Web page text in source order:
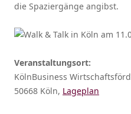
die Spaziergänge angibst.
Veranstaltungsort:
KölnBusiness
50668 Köln, Lageplan